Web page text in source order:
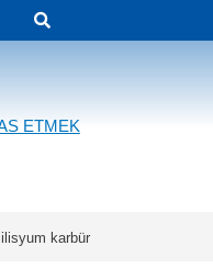
ETMEK
karbür